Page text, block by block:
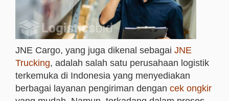
JNE Cargo, yang juga dikenal sebagai JNE
Trucking, adalah salah satu perusahaan logistik
terkemuka di Indonesia yang menyediakan
berbagai layanan pengiriman dengan cek ongkir